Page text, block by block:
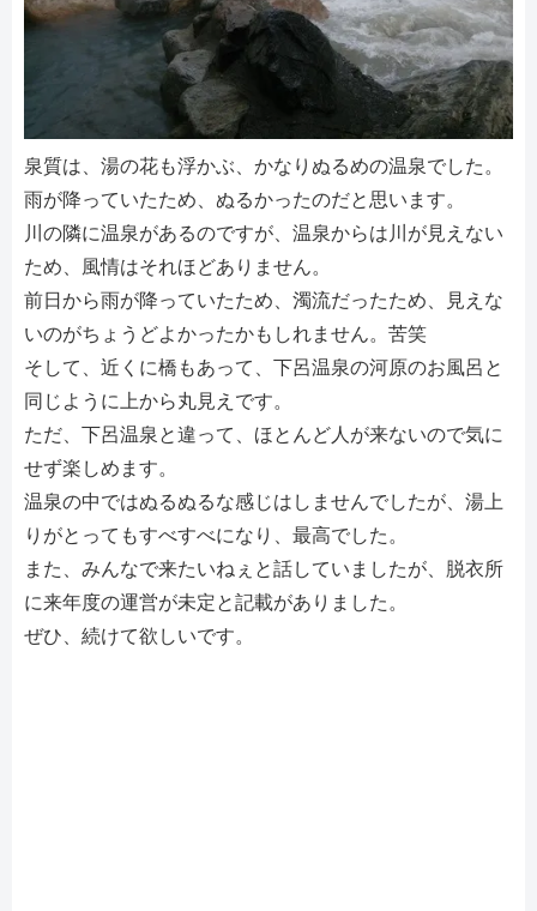
泉質は、湯の花も浮かぶ、かなりぬるめの温泉でした。
雨が降っていたため、ぬるかったのだと思います。
川の隣に温泉があるのですが、温泉からは川が見えない
ため、風情はそれほどありません。
前日から雨が降っていたため、濁流だったため、見えな
いのがちょうどよかったかもしれません。苦笑
そして、近くに橋もあって、下呂温泉の河原のお風呂と
同じように上から丸見えです。
ただ、下呂温泉と違って、ほとんど人が来ないので気に
せず楽しめます。
温泉の中ではぬるぬるな感じはしませんでしたが、湯上
りがとってもすべすべになり、最高でした。
また、みんなで来たいねぇと話していましたが、脱衣所
に来年度の運営が未定と記載がありました。
ぜひ、続けて欲しいです。